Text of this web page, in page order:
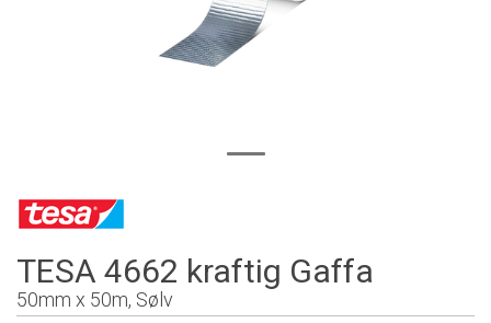
TESA 4662 kraftig Gaffa
50mm x 50m, Sølv